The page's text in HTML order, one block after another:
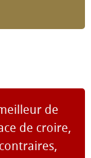
de
de croire,